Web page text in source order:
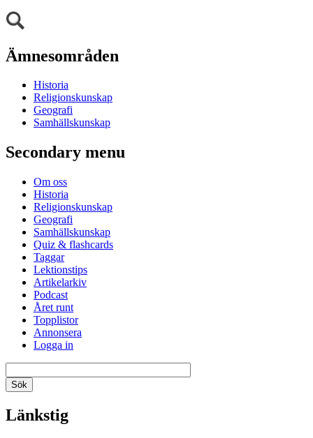
Ämnesområden
Historia
Religionskunskap
Geografi
Samhällskunskap
Secondary menu
Om oss
Historia
Religionskunskap
Geografi
Samhällskunskap
Quiz & flashcards
Taggar
Lektionstips
Artikelarkiv
Podcast
Året runt
Topplistor
Annonsera
Logga in
Länkstig